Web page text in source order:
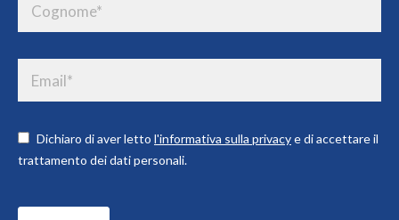
Dichiaro di aver letto l'informativa sulla privacye di accettare il
trattamento dei dati personali.